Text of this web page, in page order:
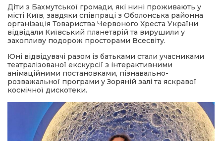
політика
місія
Діти з Бахмутської громади, які нині проживають у
місті Київ, завдяки співпраці з Оболонська районна
організація Товариства Червоного Хреста України
відвідали Київський планетарій та вирушили у
захопливу подорож просторами Всесвіту.
Юні відвідувачі разом із батьками стали учасниками
театралізованої екскурсії з інтерактивними
анімаційними постановками, пізнавально-
розважальної програми у Зоряній залі та яскравої
космічної дискотеки.